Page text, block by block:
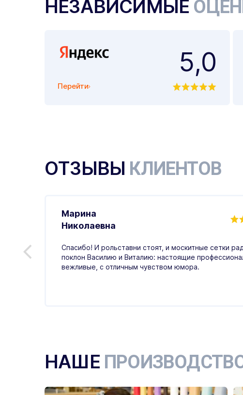
НЕЗАВИСИМЫЕ
Перейти
5,0
ОТЗЫВЫ КЛИЕНТОВ
Марина
Николаевна
Спасибо! И рольставни стоят, и москитные сетки
поклон Василию и Виталию: настоящие
вежливые, с отличным чувством юмора.
НАШЕ